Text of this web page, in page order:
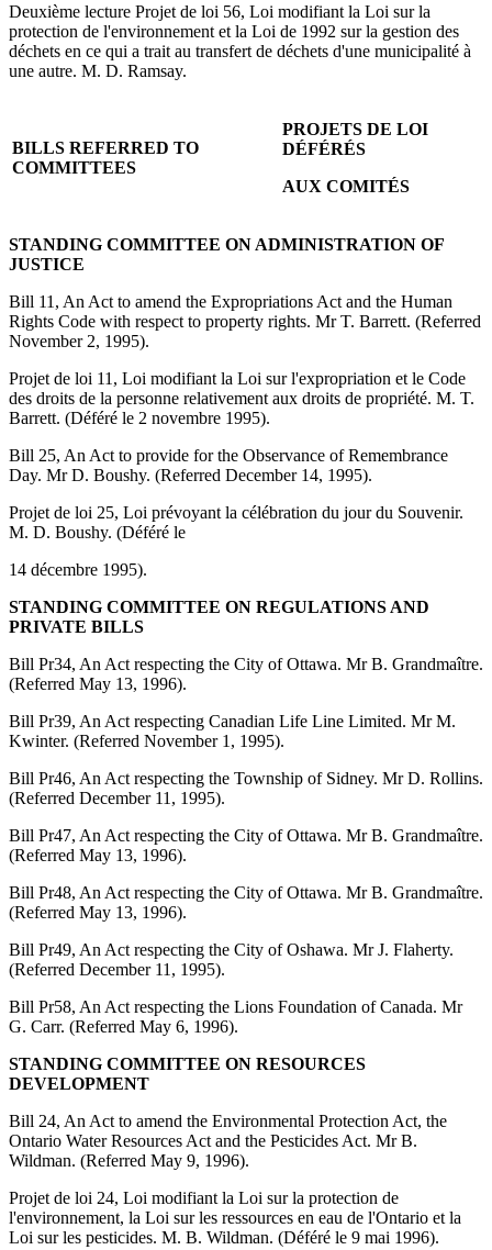
Deuxième lecture Projet de loi 56, Loi modifiant la Loi sur la
protection de l'environnement et la Loi de 1992 sur la gestion des
déchets en ce qui a trait au transfert de déchets d'une municipalité à
une autre. M. D. Ramsay.
BILLS REFERRED TO
COMMITTEES
PROJETS DE LOI
DÉFÉRÉS
AUX COMITÉS
STANDING COMMITTEE ON ADMINISTRATION OF
JUSTICE
Bill 11, An Act to amend the Expropriations Act and the Human
Rights Code with respect to property rights. Mr T. Barrett. (Referred
November 2, 1995).
Projet de loi 11, Loi modifiant la Loi sur l'expropriation et le Code
des droits de la personne relativement aux droits de propriété. M. T.
Barrett. (Déféré le 2 novembre 1995).
Bill 25, An Act to provide for the Observance of Remembrance
Day. Mr D. Boushy. (Referred December 14, 1995).
Projet de loi 25, Loi prévoyant la célébration du jour du Souvenir.
M. D. Boushy. (Déféré le
14 décembre 1995).
STANDING COMMITTEE ON REGULATIONS AND
PRIVATE BILLS
Bill Pr34, An Act respecting the City of Ottawa. Mr B. Grandmaître.
(Referred May 13, 1996).
Bill Pr39, An Act respecting Canadian Life Line Limited. Mr M.
Kwinter. (Referred November 1, 1995).
Bill Pr46, An Act respecting the Township of Sidney. Mr D. Rollins.
(Referred December 11, 1995).
Bill Pr47, An Act respecting the City of Ottawa. Mr B. Grandmaître.
(Referred May 13, 1996).
Bill Pr48, An Act respecting the City of Ottawa. Mr B. Grandmaître.
(Referred May 13, 1996).
Bill Pr49, An Act respecting the City of Oshawa. Mr J. Flaherty.
(Referred December 11, 1995).
Bill Pr58, An Act respecting the Lions Foundation of Canada. Mr
G. Carr. (Referred May 6, 1996).
STANDING COMMITTEE ON RESOURCES
DEVELOPMENT
Bill 24, An Act to amend the Environmental Protection Act, the
Ontario Water Resources Act and the Pesticides Act. Mr B.
Wildman. (Referred May 9, 1996).
Projet de loi 24, Loi modifiant la Loi sur la protection de
l'environnement, la Loi sur les ressources en eau de l'Ontario et la
Loi sur les pesticides. M. B. Wildman. (Déféré le 9 mai 1996).